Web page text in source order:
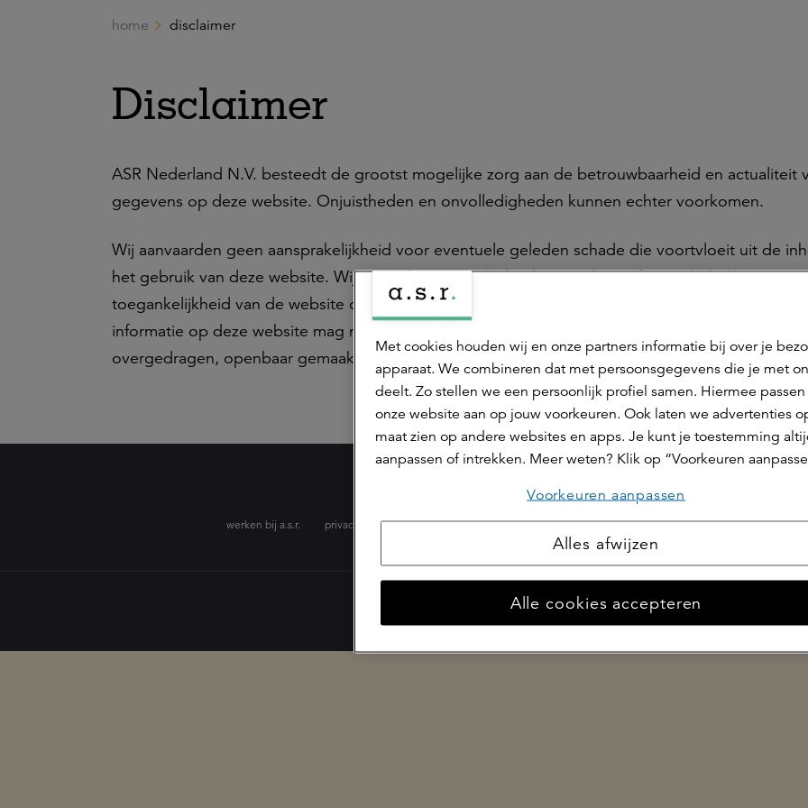
Ga naar de hoofdinhoud
home disclaimer
Disclaimer
ASR Nederland N.V. besteedt de grootst mogelijke zorg aan de betrouwbaarheid en actualiteit
gegevens op deze website. Onjuistheden en onvolledigheden kunnen echter voorkomen.
Wij aanvaarden geen aansprakelijkheid voor eventuele geleden schade die voortvloeit uit de
het gebruik van deze website. Wij garanderen niet de foutloze werking of ononderbroken
toegankelijkheid van de website of de door haar langs elektronische weg aangeboden diensten.
informatie op deze website mag niet zonder onze voorafgaande schriftelijke toestemming
overgedragen, openbaar gemaakt, bewerkt of verspreid worden.
werken bij a.s.r. privacyverklaring cookieverklaring disclaimer fraudebeleid phishing
Met cookies houden wij en onze partners informatie bij over je
apparaat. We combineren dat met persoonsgegevens die je met
deelt. Zo stellen we een persoonlijk profiel samen. Hiermee
onze website aan op jouw voorkeuren. Ook laten we advertenties
maat zien op andere websites en apps. Je kunt je toestemming
aanpassen of intrekken. Meer weten? Klik op “Voorkeuren
Voorkeuren aanpassen
Alles afwijzen
Alle cookies accepteren